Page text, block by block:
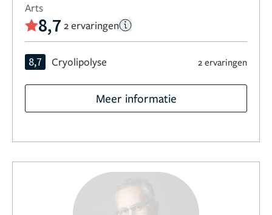
Arts
8,7 2 ervaringen
8,7 Cryolipolyse 2 ervaringen
Meer informatie